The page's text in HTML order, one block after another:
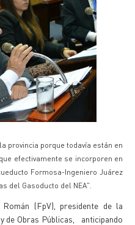
provincia porque todavía están en
efectivamente se incorporen en
Formosa-Ingeniero Juárez
del Gasoducto del NEA".
(FpV), presidente de la
de Obras Públicas, anticipando